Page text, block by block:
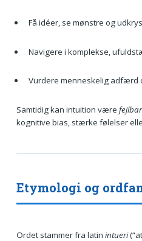
Få idéer, se mønstre og
Navigere i komplekse,
Vurdere menneskelig adfærd
Samtidig kan intuition være
kognitive bias, stærke følelser
Etymologi og
Ordet stammer fra latin intueri